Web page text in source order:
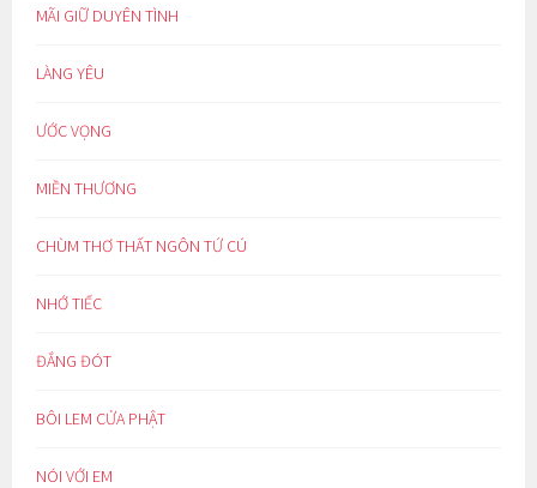
MÃI GIỮ DUYÊN TÌNH
LÀNG YÊU
ƯỚC VỌNG
MIỀN THƯƠNG
CHÙM THƠ THẤT NGÔN TỨ CÚ
NHỚ TIẾC
ĐẮNG ĐÓT
BÔI LEM CỬA PHẬT
NÓI VỚI EM